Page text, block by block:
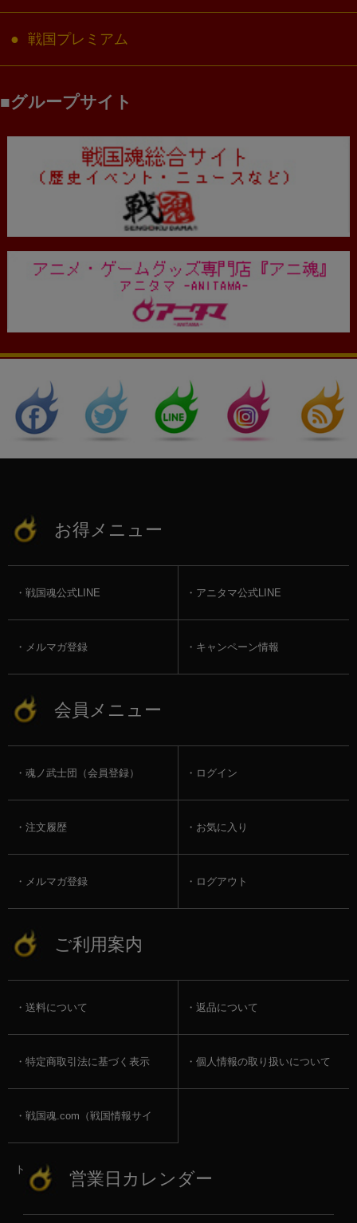
戦国プレミアム
グループサイト
お得メニュー
戦国魂公式LINE アニタマ公式LINE
メルマガ登録 キャンペーン情報
会員メニュー
魂ノ武士団（会員登録） ログイン
注文履歴 お気に入り
メルマガ登録 ログアウト
ご利用案内
送料について 返品について
特定商取引法に基づく表示 個人情報の取り扱いについて
戦国魂.com（戦国情報サイ
ト） 営業日カレンダー